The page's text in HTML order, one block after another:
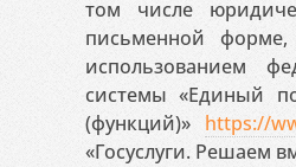
том числе
письменной
использованием
системы «Единый
(функций)» https://
«Госуслуги. Решаем